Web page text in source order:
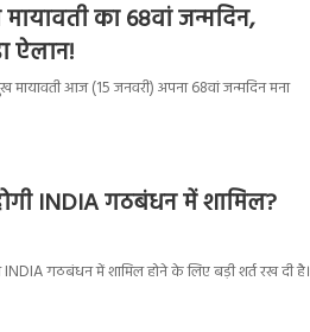
का 68वां जन्मदिन,
ऐलान!
आज (15 जनवरी) अपना 68वां जन्मदिन मना
INDIA गठबंधन में शामिल?
गठबंधन में शामिल होने के लिए बड़ी शर्त रख दी है।